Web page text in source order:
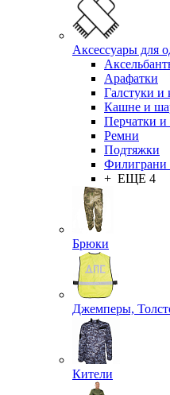
Аксессуары для
Арафатки
Галстуки и
Кашне и
Перчатки и
Ремни
Подтяжки
Филиграни
+ ЕЩЕ 4
Брюки
Джемперы,
Кители